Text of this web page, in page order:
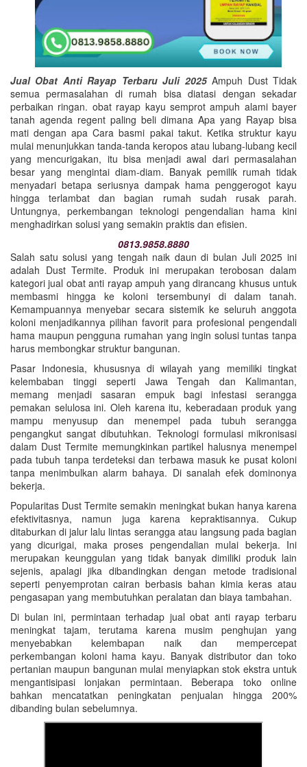
Jual Obat Anti Rayap Terbaru Juli 2025Ampuh Dust Tidak
semua permasalahan di rumah bisa diatasi dengan sekadar
perbaikan ringan. obat rayap kayu semprot ampuh alami bayer
tanah agenda regent paling beli dimana Apa yang Rayap bisa
mati dengan apa Cara basmi pakai takut. Ketika struktur kayu
mulai menunjukkan tanda-tanda keropos atau lubang-lubang kecil
yang mencurigakan, itu bisa menjadi awal dari permasalahan
besar yang mengintai diam-diam. Banyak pemilik rumah tidak
menyadari betapa seriusnya dampak hama penggerogot kayu
hingga terlambat dan bagian rumah sudah rusak parah.
Untungnya, perkembangan teknologi pengendalian hama kini
menghadirkan solusi yang semakin praktis dan efisien.
0813.9858.8880
Salah satu solusi yang tengah naik daun di bulan Juli 2025 ini
adalah Dust Termite. Produk ini merupakan terobosan dalam
kategori jual obat anti rayap ampuh yang dirancang khusus untuk
membasmi hingga ke koloni tersembunyi di dalam tanah.
Kemampuannya menyebar secara sistemik ke seluruh anggota
koloni menjadikannya pilihan favorit para profesional pengendali
hama maupun pengguna rumahan yang ingin solusi tuntas tanpa
harus membongkar struktur bangunan.
Pasar Indonesia, khususnya di wilayah yang memiliki tingkat
kelembaban tinggi seperti Jawa Tengah dan Kalimantan,
memang menjadi sasaran empuk bagi infestasi serangga
pemakan selulosa ini. Oleh karena itu, keberadaan produk yang
mampu menyusup dan menempel pada tubuh serangga
pengangkut sangat dibutuhkan. Teknologi formulasi mikronisasi
dalam Dust Termite memungkinkan partikel halusnya menempel
pada tubuh tanpa terdeteksi dan terbawa masuk ke pusat koloni
tanpa menimbulkan alarm bahaya. Di sanalah efek dominonya
bekerja.
Popularitas Dust Termite semakin meningkat bukan hanya karena
efektivitasnya, namun juga karena kepraktisannya. Cukup
ditaburkan di jalur lalu lintas serangga atau langsung pada bagian
yang dicurigai, maka proses pengendalian mulai bekerja. Ini
merupakan keunggulan yang tidak banyak dimiliki produk lain
sejenis, apalagi jika dibandingkan dengan metode tradisional
seperti penyemprotan cairan berbasis bahan kimia keras atau
pengasapan yang membutuhkan peralatan dan biaya tambahan.
Di bulan ini, permintaan terhadap jual obat anti rayap terbaru
meningkat tajam, terutama karena musim penghujan yang
menyebabkan kelembapan naik dan mempercepat
perkembangan koloni hama kayu. Banyak distributor dan toko
pertanian maupun bangunan mulai menyiapkan stok ekstra untuk
mengantisipasi lonjakan permintaan. Beberapa toko online
bahkan mencatatkan peningkatan penjualan hingga 200%
dibanding bulan sebelumnya.